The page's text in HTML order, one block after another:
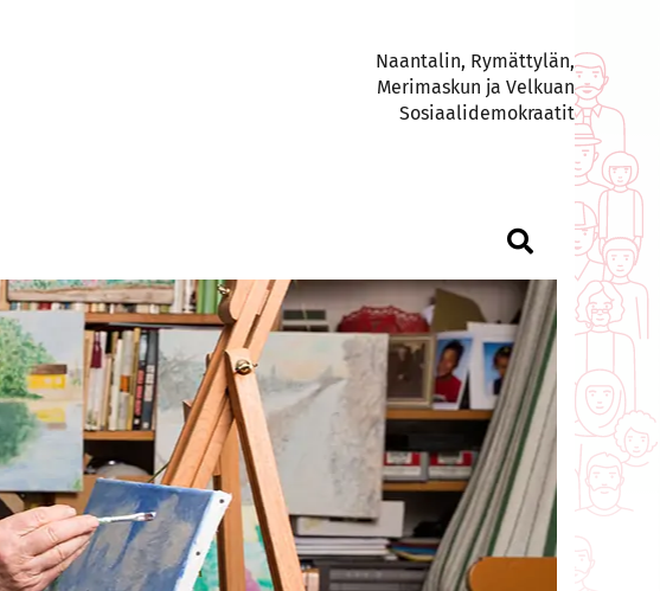
Naantalin, Rymättylän,
Merimaskun ja Velkuan
Sosiaalidemokraatit